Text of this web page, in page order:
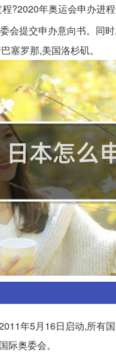
?2020年奥运会申办进
会提交申办意向书。同
塞罗那,美国洛杉矶。
年5月16日启动,所有
际奥委会。